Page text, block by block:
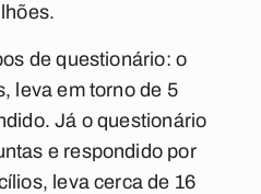
de questionário: o
leva em torno de 5
Já o questionário
e respondido por
leva cerca de 16